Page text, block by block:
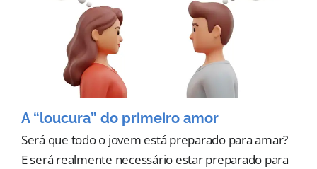
A “loucura” do primeiro amor
Será que todo o jovem está preparado para amar?
E será realmente necessário estar preparado para